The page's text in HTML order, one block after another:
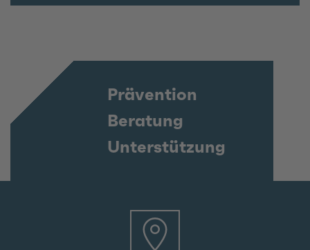
Prävention
Beratung
Unterstützung